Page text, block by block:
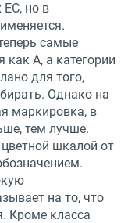
ЕС, но в
самые
A, а категории
для того,
Однако на
маркировка, в
тем лучше.
шкалой от
на то, что
Кроме класса